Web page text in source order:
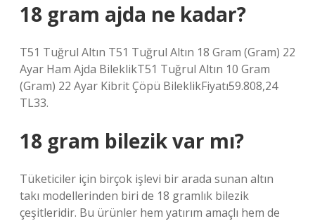
18 gram ajda ne kadar?
T51 Tuğrul Altın T51 Tuğrul Altın 18 Gram (Gram) 22
Ayar Ham Ajda BileklikT51 Tuğrul Altın 10 Gram
(Gram) 22 Ayar Kibrit Çöpü BileklikFiyatı59.808,24
TL33.
18 gram bilezik var mı?
Tüketiciler için birçok işlevi bir arada sunan altın
takı modellerinden biri de 18 gramlık bilezik
çeşitleridir. Bu ürünler hem yatırım amaçlı hem de